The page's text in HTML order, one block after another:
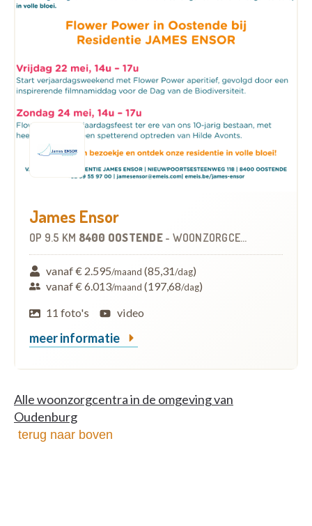
James Ensor
OP 9.5 KM 8400 OOSTENDE - WOONZORGCENTRUM (WZC)
vanaf € 2.595/maand (85,31/dag)
vanaf € 6.013/maand (197,68/dag)
11 foto's
video
meer informatie
Alle woonzorgcentra in de omgeving van
Oudenburg
terug naar boven